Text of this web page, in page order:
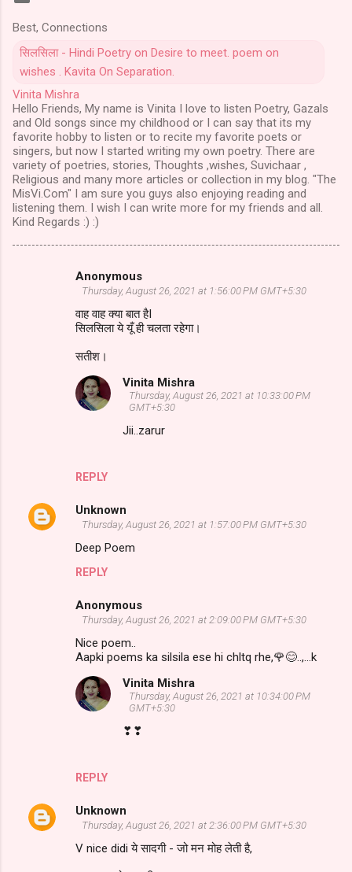
Best, Connections
सिलसिला - Hindi Poetry on Desire to meet. poem on
wishes . Kavita On Separation.
Vinita Mishra
Hello Friends, My name is Vinita I love to listen Poetry, Gazals
and Old songs since my childhood or I can say that its my
favorite hobby to listen or to recite my favorite poets or
singers, but now I started writing my own poetry. There are
variety of poetries, stories, Thoughts ,wishes, Suvichaar ,
Religious and many more articles or collection in my blog. "The
MisVi.Com" I am sure you guys also enjoying reading and
listening them. I wish I can write more for my friends and all.
Kind Regards :) :)
Comments
Anonymous
Thursday, August 26, 2021 at 1:56:00 PM GMT+5:30
वाह वाह क्या बात हैI
सिलसिला ये यूँ ही चलता रहेगा।
सतीश।
REPLY
Vinita Mishra
Thursday, August 26, 2021 at 10:33:00 PM
GMT+5:30
Jii..zarur
Unknown
Thursday, August 26, 2021 at 1:57:00 PM GMT+5:30
Deep Poem
REPLY
Anonymous
Thursday, August 26, 2021 at 2:09:00 PM GMT+5:30
Nice poem..
Aapki poems ka silsila ese hi chltq rhe,🌹😊..,...k
REPLY
Vinita Mishra
Thursday, August 26, 2021 at 10:34:00 PM
GMT+5:30
❣❣
Unknown
Thursday, August 26, 2021 at 2:36:00 PM GMT+5:30
V nice didi ये सादगी - जो मन मोह लेती है,